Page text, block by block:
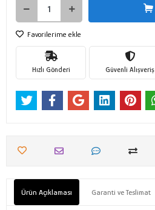
Favorilerime ekle
Hızlı Gönderi Güvenli Alışveriş
Ürün Açıklaması Garanti ve Teslimat